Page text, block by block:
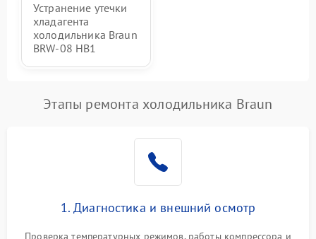
Устранение утечки
хладагента
холодильника Braun
BRW-08 HB1
Этапы ремонта холодильника Braun
1. Диагностика и внешний осмотр
Проверка температурных режимов, работы компрессора и